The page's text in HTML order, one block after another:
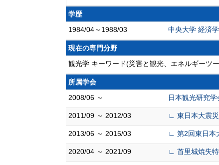
学歴
1984/04～1988/03
中央大学 経済
現在の専門分野
観光学 キーワード(災害と観光、エネルギーツ
所属学会
2008/06 ～
日本観光研究学
2011/09 ～ 2012/03 ∟ 東日本大震
2013/06 ～ 2015/03 ∟ 第2回東日本
2020/04 ～ 2021/09 ∟ 首里城焼失